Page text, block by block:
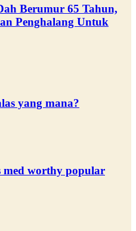
Berumur 65 Tahun,
Penghalang Untuk
yang mana?
med worthy popular